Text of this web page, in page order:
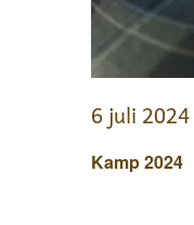
Kamp 2024
6 juli 2024